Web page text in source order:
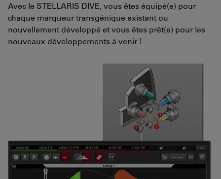
Avec le STELLARIS DIVE, vous êtes équipé(e) pour
chaque marqueur transgénique existant ou
nouvellement développé et vous êtes prêt(e) pour les
nouveaux développements à venir !